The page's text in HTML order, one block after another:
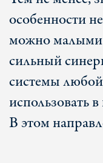
особенности
можно малыми
сильный
системы
использовать
В этом